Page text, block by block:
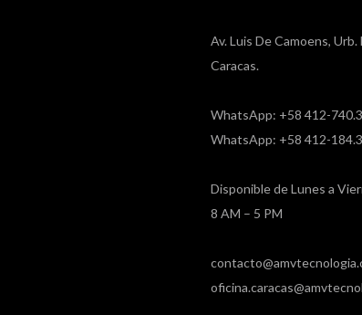
Av. Luis De Camoens,
Caracas.
WhatsApp: +58 412-
WhatsApp: +58 412-
Disponible de Lunes a
8 AM – 5 PM